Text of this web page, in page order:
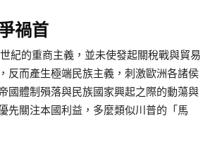
禍首
紀的重商主義，並未使發起關稅戰與貿易
反而產生極端民族主義，刺激歐洲各諸侯
國體制殞落與民族國家興起之際的動蕩與
先關注本國利益，多麼類似川普的「馬